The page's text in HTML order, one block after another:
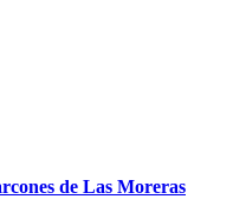
de Las Moreras